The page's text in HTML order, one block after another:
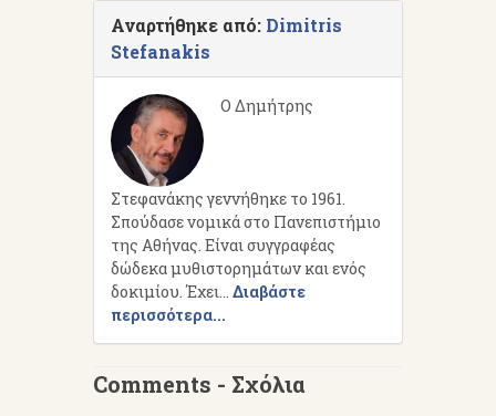
Αναρτήθηκε από: Dimitris
Stefanakis
Ο Δημήτρης
Στεφανάκης γεννήθηκε το 1961.
Σπούδασε νομικά στο Πανεπιστήμιο
της Αθήνας. Είναι συγγραφέας
δώδεκα μυθιστορημάτων και ενός
δοκιμίου. Έχει... Διαβάστε
περισσότερα...
Comments - Σχόλια